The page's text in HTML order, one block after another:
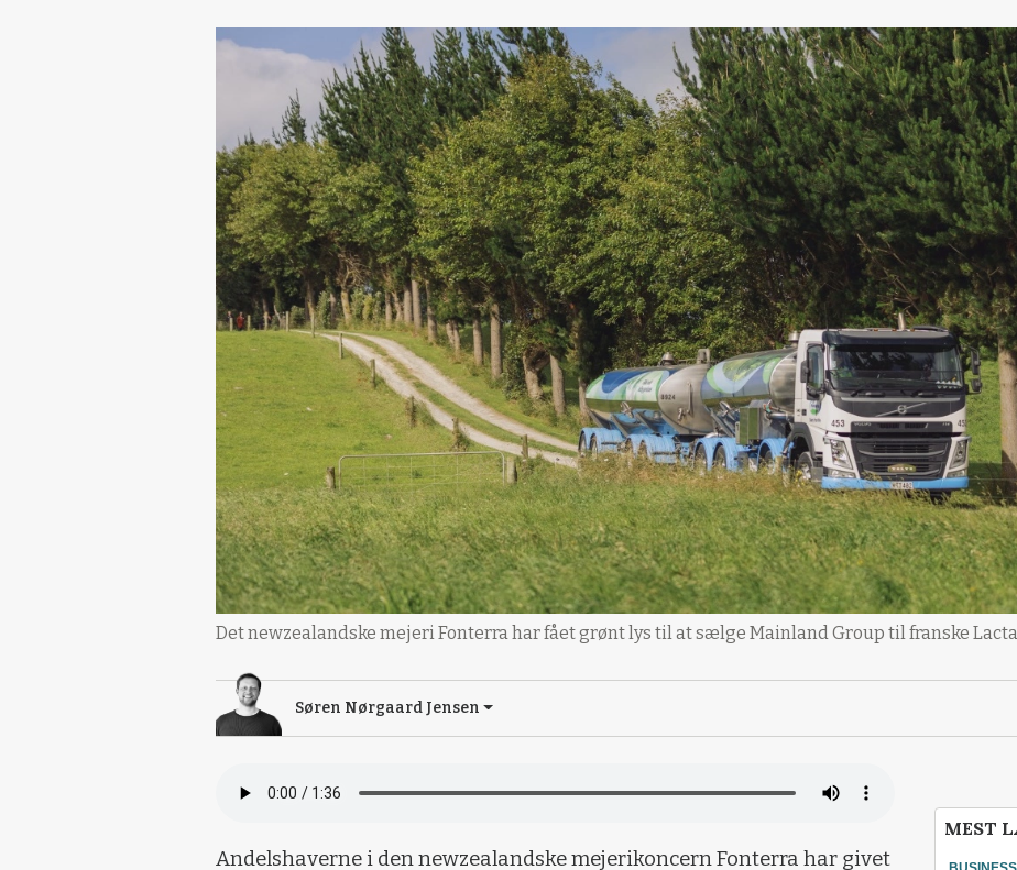
Det newzealandske mejeri Fonterra har fået grønt lys til at sælge Mainland Group til franske
Søren Nørgaard Jensen
Andelshaverne i den newzealandske mejerikoncern Fonterra har givet
MEST